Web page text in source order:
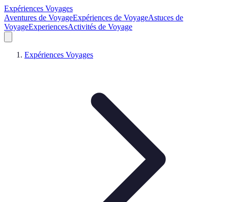
Expériences Voyages
Aventures de VoyageExpériences de VoyageAstuces de
VoyageExperiencesActivités de Voyage
Expériences Voyages